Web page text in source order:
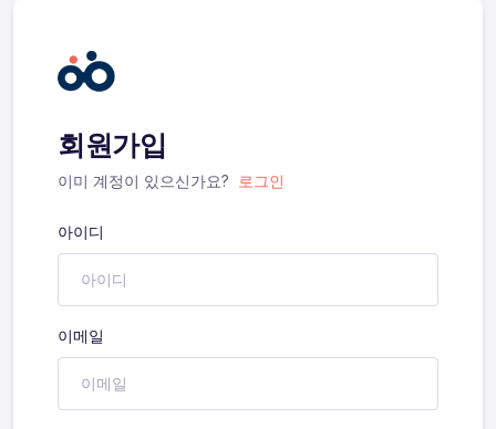
회원가입
이미 계정이 있으신가요? 로그인
아이디
이메일